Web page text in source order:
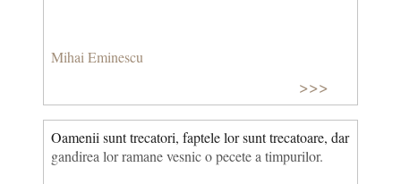
Mihai Eminescu
>>>
Oamenii sunt trecatori, faptele lor sunt trecatoare, dar
gandirea lor ramane vesnic o pecete a timpurilor.